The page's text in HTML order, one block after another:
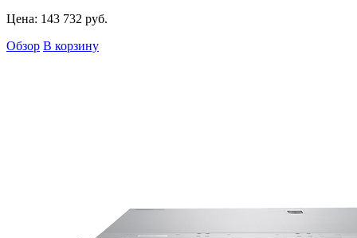
Цена: 143 732 руб.
Обзор В корзину